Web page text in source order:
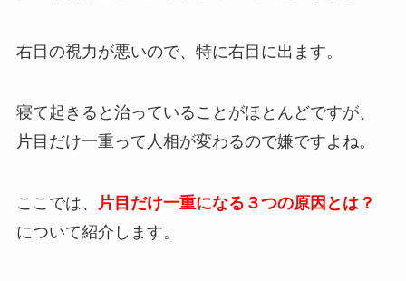
右目の視力が悪いので、特に右目に出ます。
寝て起きると治っていることがほとんどですが、
片目だけ一重って人相が変わるので嫌ですよね。
ここでは、
片目だけ一重になる３つの原因とは？
について紹介します。